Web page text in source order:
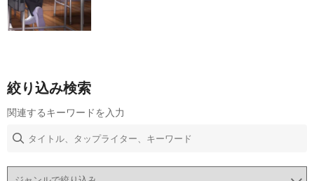
絞り込み検索
関連するキーワードを入力